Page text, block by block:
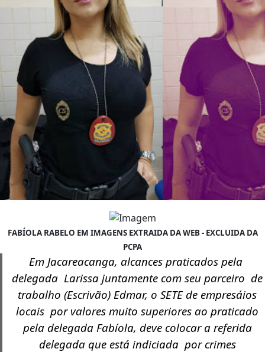
FABÍOLA RABELO EM IMAGENS EXTRAIDA DA WEB - EXCLUIDA DA
PCPA
Em Jacareacanga, alcances praticados pela
delegada Larissa juntamente com seu parceiro de
trabalho (Escrivão) Edmar, o SETE de empresáios
locais por valores muito superiores ao praticado
pela delegada Fabíola, deve colocar a referida
delegada que está indiciada por crimes